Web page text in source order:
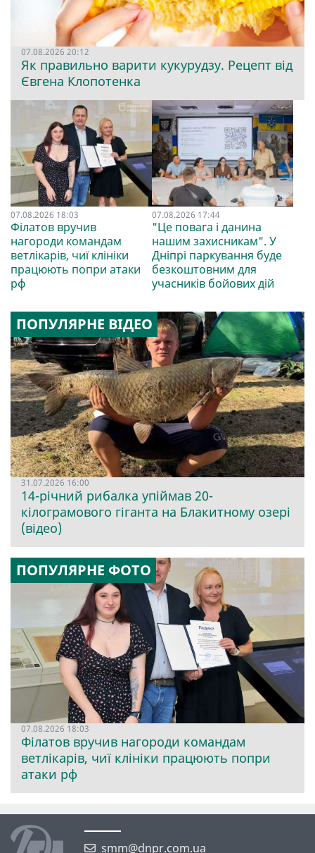
07.08.2026 20:12
Як правильно варити кукурудзу. Рецепт від
Євгена Клопотенка
07.08.2026 18:03
Філатов вручив
нагороди командам
ветлікарів, чиї клініки
працюють попри атаки
рф
07.08.2026 17:44
"Це повага і данина
нашим захисникам". У
Дніпрі паркування буде
безкоштовним для
учасників бойових дій
ПОПУЛЯРНЕ ВІДЕО
31.07.2026 16:00
14-річний рибалка упіймав 20-
кілограмового гіганта на Блакитному озері
(відео)
ПОПУЛЯРНЕ ФОТО
07.08.2026 18:03
Філатов вручив нагороди командам
ветлікарів, чиї клініки працюють попри
атаки рф
smm@dnpr.com.ua